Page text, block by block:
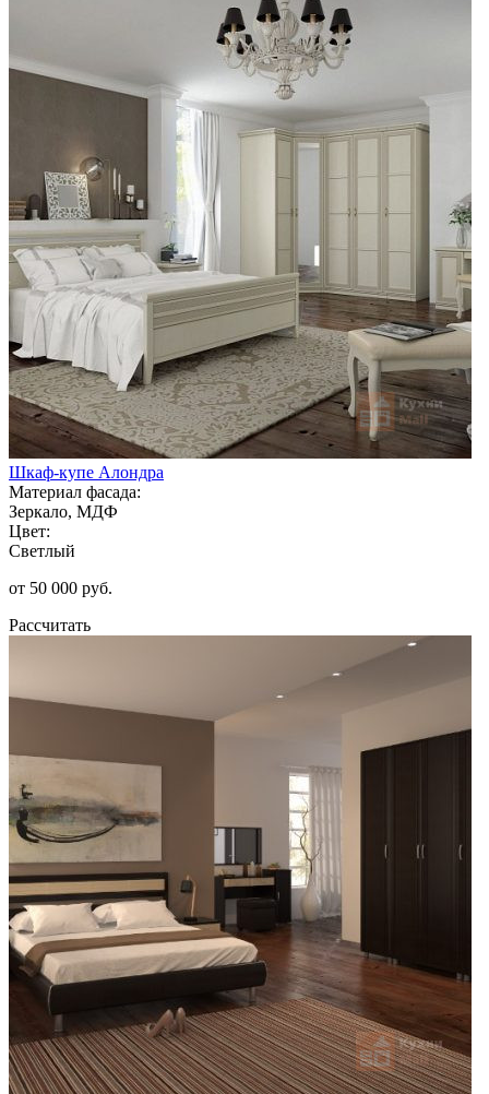
Шкаф-купе Алондра
Материал фасада:
Зеркало, МДФ
Цвет:
Светлый
от 50 000 руб.
Рассчитать